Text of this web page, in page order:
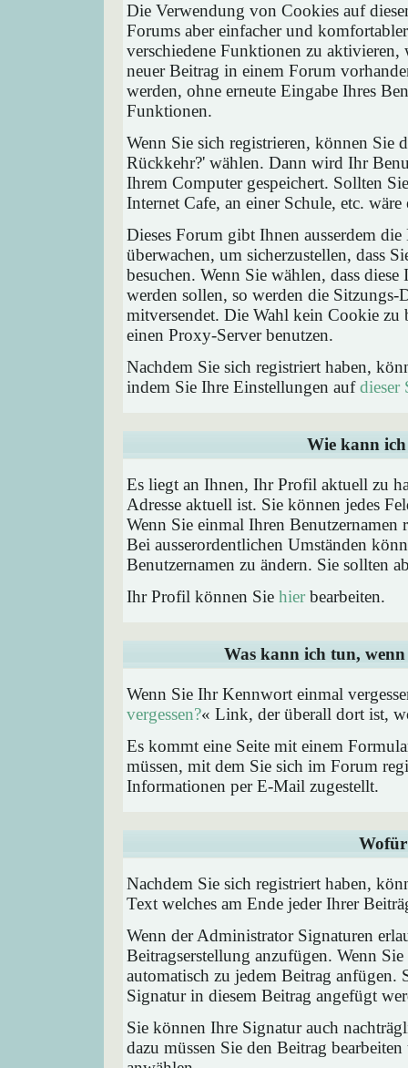
Die Verwendung von Cookies auf
Forums aber einfacher und
verschiedene Funktionen zu
neuer Beitrag in einem Forum
werden, ohne erneute Eingabe Ihres
Funktionen.
Wenn Sie sich registrieren, können Sie
Rückkehr?' wählen. Dann wird Ihr
Ihrem Computer gespeichert. Sollten
Internet Cafe, an einer Schule, etc.
Dieses Forum gibt Ihnen ausserdem
überwachen, um sicherzustellen, dass
besuchen. Wenn Sie wählen, dass
werden sollen, so werden die
mitversendet. Die Wahl kein Cookie zu
einen Proxy-Server benutzen.
Nachdem Sie sich registriert haben,
indem Sie Ihre Einstellungen aufdieser
Wie kann
Es liegt an Ihnen, Ihr Profil aktuell zu
Adresse aktuell ist. Sie können jedes
Wenn Sie einmal Ihren
Bei ausserordentlichen Umständen
Benutzernamen zu ändern. Sie sollten
Ihr Profil können Sie hierbearbeiten.
Was kann ich tun, wenn
Wenn Sie Ihr Kennwort einmal
vergessen?« Link, der überall dort ist,
Es kommt eine Seite mit einem
müssen, mit dem Sie sich im Forum
Informationen per E-Mail zugestellt.
Nachdem Sie sich registriert haben,
Text welches am Ende jeder Ihrer
Wenn der Administrator Signaturen
Beitragserstellung anzufügen. Wenn
automatisch zu jedem Beitrag
Signatur in diesem Beitrag angefügt
Sie können Ihre Signatur auch
dazu müssen Sie den Beitrag